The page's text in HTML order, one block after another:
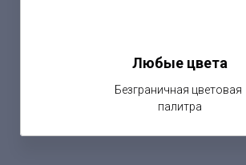
Любые цвета
Безграничная цветовая
палитра